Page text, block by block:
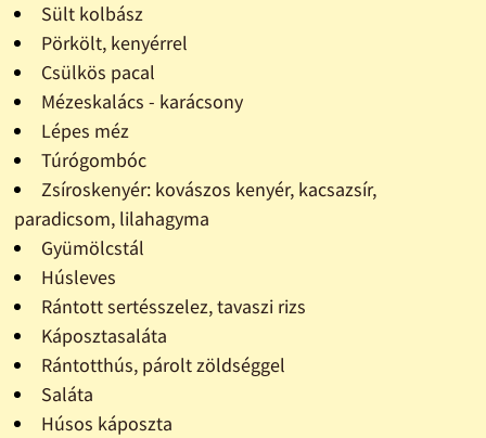
Sült kolbász
Pörkölt, kenyérrel
Csülkös pacal
Mézeskalács - karácsony
Lépes méz
Túrógombóc
Zsíroskenyér: kovászos kenyér, kacsazsír,
paradicsom, lilahagyma
Gyümölcstál
Húsleves
Rántott sertésszelez, tavaszi rizs
Káposztasaláta
Rántotthús, párolt zöldséggel
Saláta
Húsos káposzta